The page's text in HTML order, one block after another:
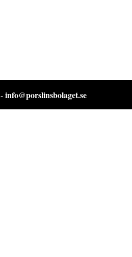
-info@porslinsbolaget.se